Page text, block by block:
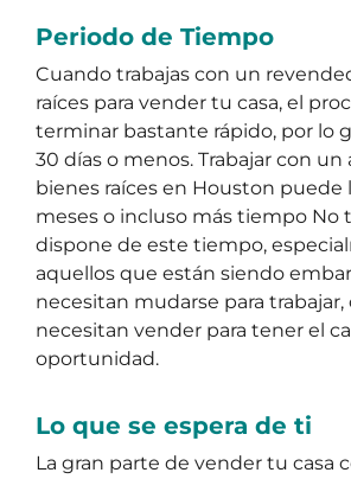
Periodo de Tiempo
Cuando trabajas con un
raíces para vender tu casa, el
terminar bastante rápido, por lo
30 días o menos. Trabajar con
bienes raíces en Houston puede
meses o incluso más tiempo No
dispone de este tiempo,
aquellos que están siendo
necesitan mudarse para trabajar,
necesitan vender para tener el
oportunidad.
Lo que se espera de ti
La gran parte de vender tu casa